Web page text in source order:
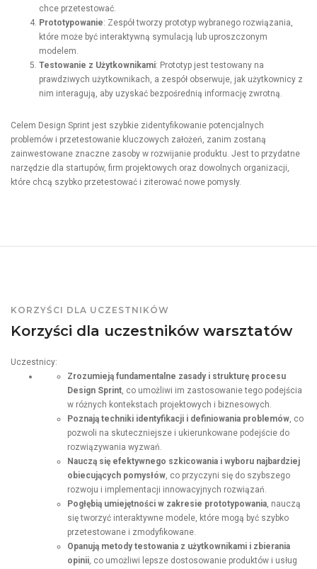
chce przetestować.
Prototypowanie: Zespół tworzy prototyp wybranego rozwiązania,
które może być interaktywną symulacją lub uproszczonym
modelem.
Testowanie z Użytkownikami: Prototyp jest testowany na
prawdziwych użytkownikach, a zespół obserwuje, jak użytkownicy z
nim interagują, aby uzyskać bezpośrednią informację zwrotną.
Celem Design Sprint jest szybkie zidentyfikowanie potencjalnych
problemów i przetestowanie kluczowych założeń, zanim zostaną
zainwestowane znaczne zasoby w rozwijanie produktu. Jest to przydatne
narzędzie dla startupów, firm projektowych oraz dowolnych organizacji,
które chcą szybko przetestować i ziterować nowe pomysły.
KORZYŚCI DLA UCZESTNIKÓW
Korzyści dla uczestników warsztatów
Uczestnicy:
Zrozumieją fundamentalne zasady i strukturę procesu
Design Sprint, co umożliwi im zastosowanie tego podejścia
w różnych kontekstach projektowych i biznesowych.
Poznają techniki identyfikacji i definiowania problemów, co
pozwoli na skuteczniejsze i ukierunkowane podejście do
rozwiązywania wyzwań.
Nauczą się efektywnego szkicowania i wyboru najbardziej
obiecujących pomysłów, co przyczyni się do szybszego
rozwoju i implementacji innowacyjnych rozwiązań.
Pogłębią umiejętności w zakresie prototypowania, nauczą
się tworzyć interaktywne modele, które mogą być szybko
przetestowane i zmodyfikowane.
Opanują metody testowania z użytkownikami i zbierania
opinii, co umożliwi lepsze dostosowanie produktów i usług